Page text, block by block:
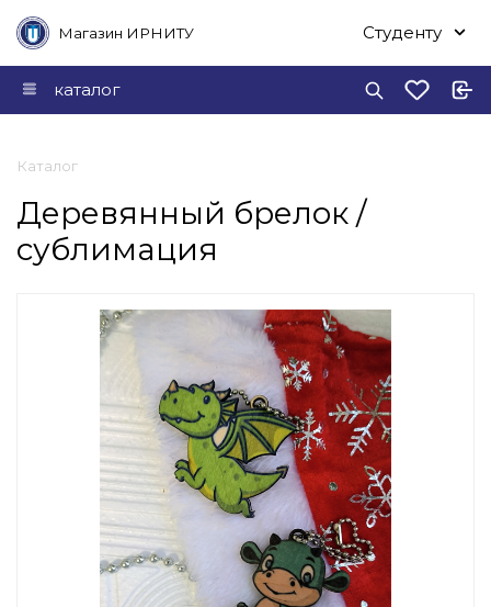
Магазин ИРНИТУ Студенту
каталог
Каталог
Деревянный брелок /
сублимация